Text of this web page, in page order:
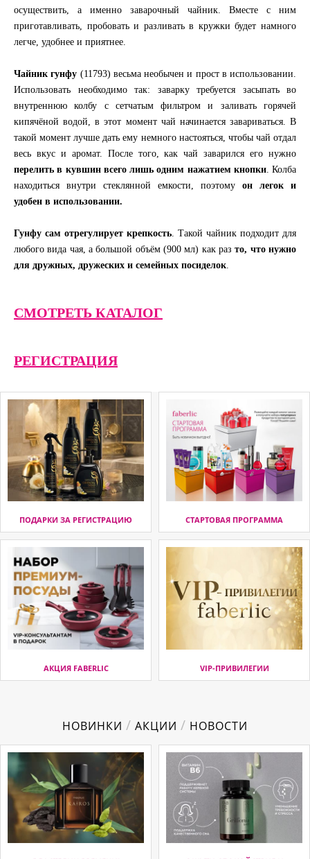
осуществить, а именно заварочный чайник. Вместе с ним
приготавливать, пробовать и разливать в кружки будет намного
легче, удобнее и приятнее.
Чайник гунфу (11793) весьма необычен и прост в использовании.
Использовать необходимо так: заварку требуется засыпать во
внутреннюю колбу с сетчатым фильтром и заливать горячей
кипячёной водой, в этот момент чай начинается завариваться. В
такой момент лучше дать ему немного настояться, чтобы чай отдал
весь вкус и аромат. После того, как чай заварился его нужно
перелить в кувшин всего лишь одним нажатием кнопки. Колба
находиться внутри стеклянной емкости, поэтому он легок и
удобен в использовании.
Гунфу сам отрегулирует крепкость . Такой чайник подходит для
любого вида чая, а большой объём (900 мл) как разто, что нужно
для дружных, дружеских и семейных посиделок
СМОТРЕТЬ КАТАЛОГ
РЕГИСТРАЦИЯ
ПОДАРКИ ЗА РЕГИСТРАЦИЮ СТАРТОВАЯ ПРОГРАММА
АКЦИЯ FABERLIC VIP-ПРИВИЛЕГИИ
НОВИНКИ / АКЦИИ / НОВОСТИ